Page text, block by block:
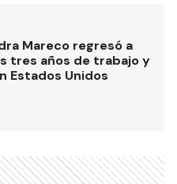
Mareco regresó a
tres años de trabajo y
Estados Unidos